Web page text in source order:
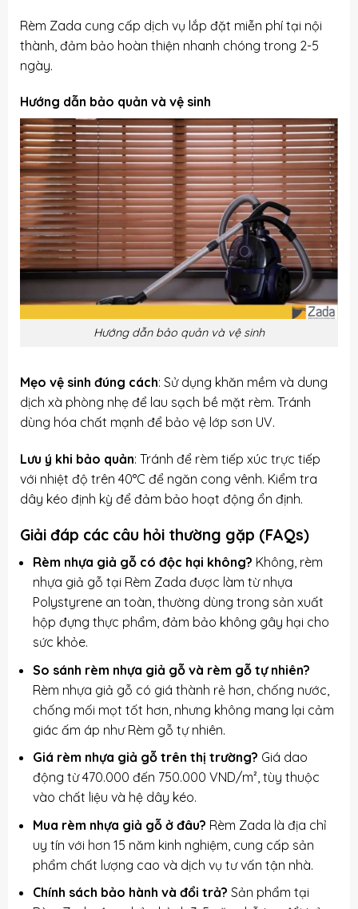
Rèm Zada cung cấp dịch vụ lắp đặt miễn phí tại nội
thành, đảm bảo hoàn thiện nhanh chóng trong 2-5
ngày.
Hướng dẫn bảo quản và vệ sinh
Hướng dẫn bảo quản và vệ sinh
Mẹo vệ sinh đúng cách: Sử dụng khăn mềm và dung
dịch xà phòng nhẹ để lau sạch bề mặt rèm. Tránh
dùng hóa chất mạnh để bảo vệ lớp sơn UV.
Lưu ý khi bảo quản: Tránh để rèm tiếp xúc trực tiếp
với nhiệt độ trên 40°C để ngăn cong vênh. Kiểm tra
dây kéo định kỳ để đảm bảo hoạt động ổn định.
Giải đáp các câu hỏi thường gặp (FAQs)
Rèm nhựa giả gỗ có độc hại không? Không, rèm
nhựa giả gỗ tại Rèm Zada được làm từ nhựa
Polystyrene an toàn, thường dùng trong sản xuất
hộp đựng thực phẩm, đảm bảo không gây hại cho
sức khỏe.
So sánh rèm nhựa giả gỗ và rèm gỗ tự nhiên?
Rèm nhựa giả gỗ có giá thành rẻ hơn, chống nước,
chống mối mọt tốt hơn, nhưng không mang lại cảm
giác ấm áp như Rèm gỗ tự nhiên.
Giá rèm nhựa giả gỗ trên thị trường? Giá dao
động từ 470.000 đến 750.000 VND/m², tùy thuộc
vào chất liệu và hệ dây kéo.
Mua rèm nhựa giả gỗ ở đâu? Rèm Zada là địa chỉ
uy tín với hơn 15 năm kinh nghiệm, cung cấp sản
phẩm chất lượng cao và dịch vụ tư vấn tận nhà.
Chính sách bảo hành và đổi trả? Sản phẩm tại